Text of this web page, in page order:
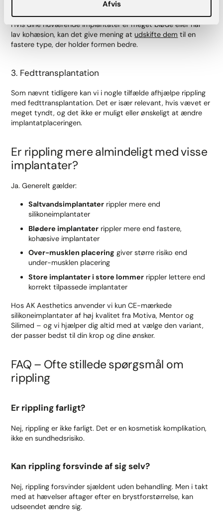
Afvis
2. Udskiftning af implantater
Hvis dine nuværende implantater er meget bløde eller har
lav kohæsion, kan det give mening atudskifte dem til en
fastere type, der holder formen bedre.
3. Fedttransplantation
Som nævnt tidligere kan vi i nogle tilfælde afhjælpe rippling
med fedttransplantation. Det er især relevant, hvis vævet er
meget tyndt, og det ikke er muligt eller ønskeligt at ændre
implantatplaceringen.
Er rippling mere almindeligt med visse
implantater?
Ja. Generelt gælder:
Saltvandsimplantaterrippler mere end
silikoneimplantater
Blødere implantaterrippler mere end fastere,
kohæsive implantater
Over-musklen placering giver større risiko end
under-musklen placering
Store implantater i store lommerrippler lettere end
korrekt tilpassede implantater
Hos AK Aesthetics anvender vi kun CE-mærkede
silikoneimplantater af høj kvalitet fra Motiva, Mentor og
Silimed – og vi hjælper dig altid med at vælge den variant,
der passer bedst til din krop og dine ønsker.
FAQ – Ofte stillede spørgsmål om
rippling
Er rippling farligt?
Nej, rippling er ikke farligt. Det er en kosmetisk komplikation,
ikke en sundhedsrisiko.
Kan rippling forsvinde af sig selv?
Nej, rippling forsvinder sjældent uden behandling. Men i takt
med at hævelser aftager efter en brystforstørrelse, kan
udseendet ændre sig.